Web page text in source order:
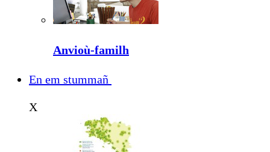
Anvioù-familh
En em stummañ
X